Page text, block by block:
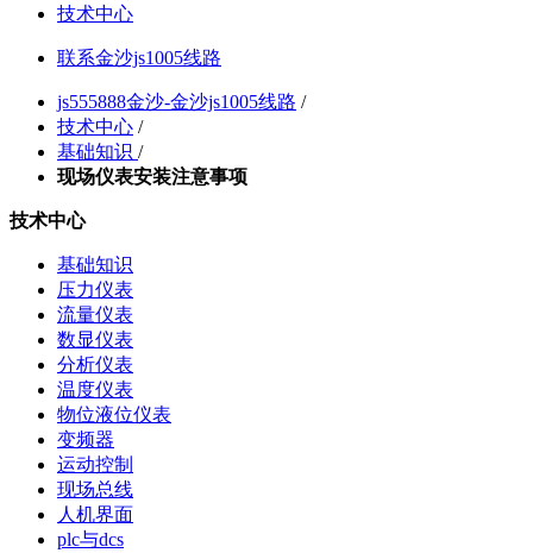
技术中心
联系金沙js1005线路
js555888金沙-金沙js1005线路 /
技术中心 /
基础知识 /
现场仪表安装注意事项
技术中心
基础知识
压力仪表
流量仪表
数显仪表
分析仪表
温度仪表
物位液位仪表
变频器
运动控制
现场总线
人机界面
plc与dcs